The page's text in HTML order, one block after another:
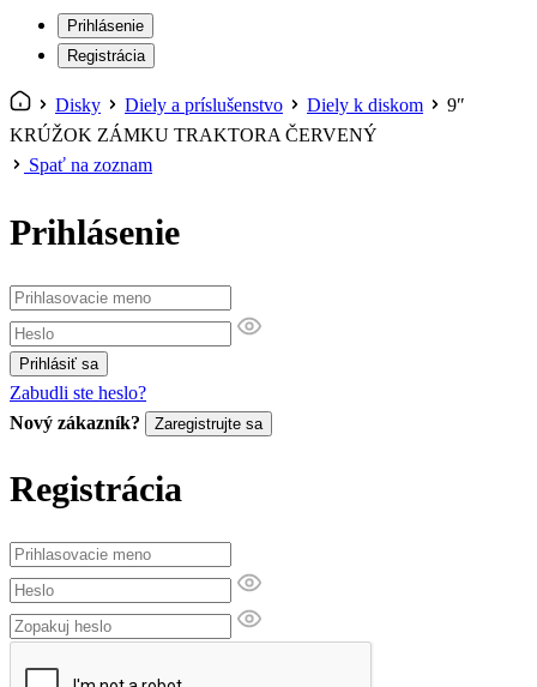
Prihlásenie
Registrácia
Disky Diely a príslušenstvo Diely k diskom
9″
KRÚŽOK ZÁMKU TRAKTORA ČERVENÝ
Spať na zoznam
Prihlásenie
Prihlásiť sa
Zabudli ste heslo?
Nový zákazník?
Zaregistrujte sa
Registrácia